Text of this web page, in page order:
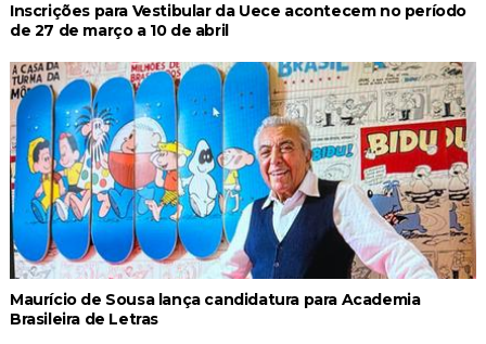
Inscrições para Vestibular da Uece acontecem no período
de 27 de março a 10 de abril
Maurício de Sousa lança candidatura para Academia
Brasileira de Letras